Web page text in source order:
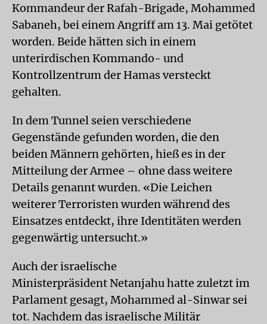
Kommandeur der Rafah-Brigade, Mohammed
Sabaneh, bei einem Angriff am 13. Mai getötet
worden. Beide hätten sich in einem
unterirdischen Kommando- und
Kontrollzentrum der Hamas versteckt
gehalten.
In dem Tunnel seien verschiedene
Gegenstände gefunden worden, die den
beiden Männern gehörten, hieß es in der
Mitteilung der Armee – ohne dass weitere
Details genannt wurden. «Die Leichen
weiterer Terroristen wurden während des
Einsatzes entdeckt, ihre Identitäten werden
gegenwärtig untersucht.»
Auch der israelische
Ministerpräsident Netanjahu hatte zuletzt im
Parlament gesagt, Mohammed al-Sinwar sei
tot. Nachdem das israelische Militär